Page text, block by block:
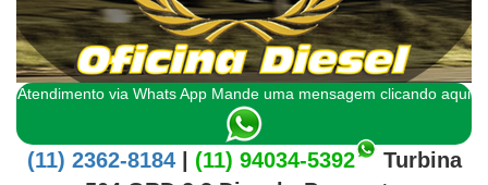
Atendimento via Whats App Mande uma mensagem clicando aqui
(11) 2362-8184| (11) 94034-5392
Turbina